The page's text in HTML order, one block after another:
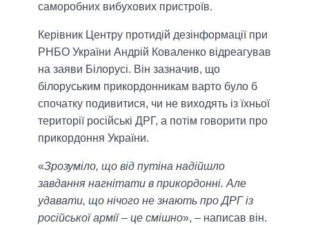
саморобних вибухових пристроїв.
Керівник Центру протидій дезінформації при
РНБО України Андрій Коваленко відреагував
на заяви Білорусі. Він зазначив, що
білоруським прикордонникам варто було б
спочатку подивитися, чи не виходять із їхньої
території російські ДРГ, а потім говорити про
прикордоння України.
«Зрозуміло, що від путіна надійшло
завдання нагнітати в прикордонні. Але
удавати, що нічого не знають про ДРГ із
російської армії – це смішно», – написав він.